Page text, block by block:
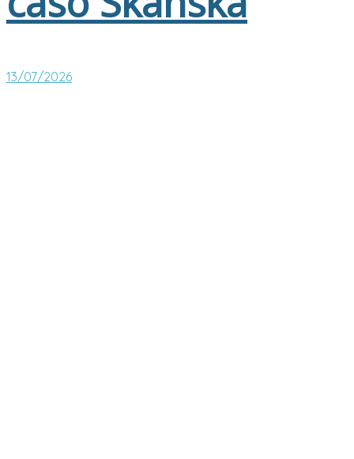
13/07/2026